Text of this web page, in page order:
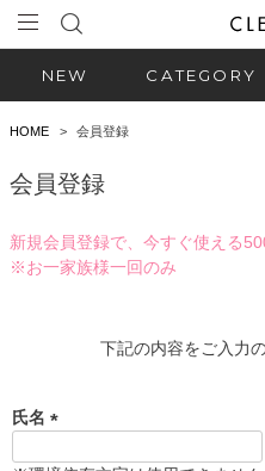
NEW CATEGORY
HOME 会員登録
会員登録
新規会員登録で、今すぐ使える
※お一家族様一回のみ
下記の内容をご入力
氏名